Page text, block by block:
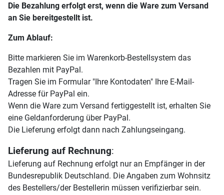
Die Bezahlung erfolgt erst, wenn die Ware zum Versand
an Sie bereitgestellt ist.
Zum Ablauf:
Bitte markieren Sie im Warenkorb-Bestellsystem das
Bezahlen mit PayPal.
Tragen Sie im Formular "Ihre Kontodaten" Ihre E-Mail-
Adresse für PayPal ein.
Wenn die Ware zum Versand fertiggestellt ist, erhalten Sie
eine Geldanforderung über PayPal.
Die Lieferung erfolgt dann nach Zahlungseingang.
Lieferung auf Rechnung:
Lieferung auf Rechnung erfolgt nur an Empfänger in der
Bundesrepublik Deutschland. Die Angaben zum Wohnsitz
des Bestellers/der Bestellerin müssen verifizierbar sein.